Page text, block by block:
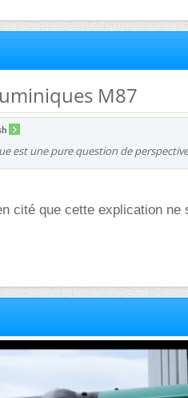
M87
est une pure question de
cité que cette explication